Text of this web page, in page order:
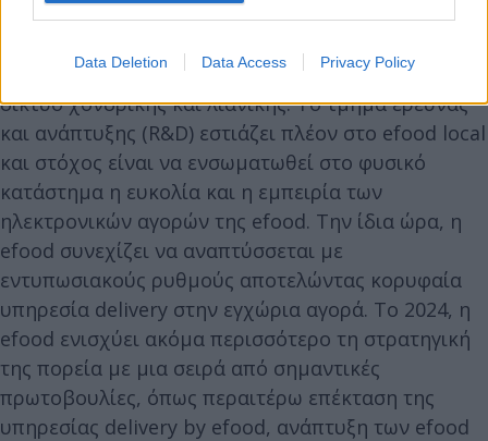
Data Deletion Data Access Privacy Policy
Η efood, σύμφωνα με όσα ανέφερε ο κ. Τάκας, τα
παραγγελιοληψίας σε on line σούπερ μάρκετ με
δίκτυο χονδρικής και λιανικής. Το τμήμα έρευνας
και ανάπτυξης (R&D) εστιάζει πλέον στο efood local
και στόχος είναι να ενσωματωθεί στο φυσικό
κατάστημα η ευκολία και η εμπειρία των
ηλεκτρονικών αγορών της efood. Την ίδια ώρα, η
efood συνεχίζει να αναπτύσσεται με
εντυπωσιακούς ρυθμούς αποτελώντας κορυφαία
υπηρεσία delivery στην εγχώρια αγορά. Το 2024, η
efood ενισχύει ακόμα περισσότερο τη στρατηγική
της πορεία με μια σειρά από σημαντικές
πρωτοβουλίες, όπως περαιτέρω επέκταση της
υπηρεσίας delivery by efood, ανάπτυξη των efood